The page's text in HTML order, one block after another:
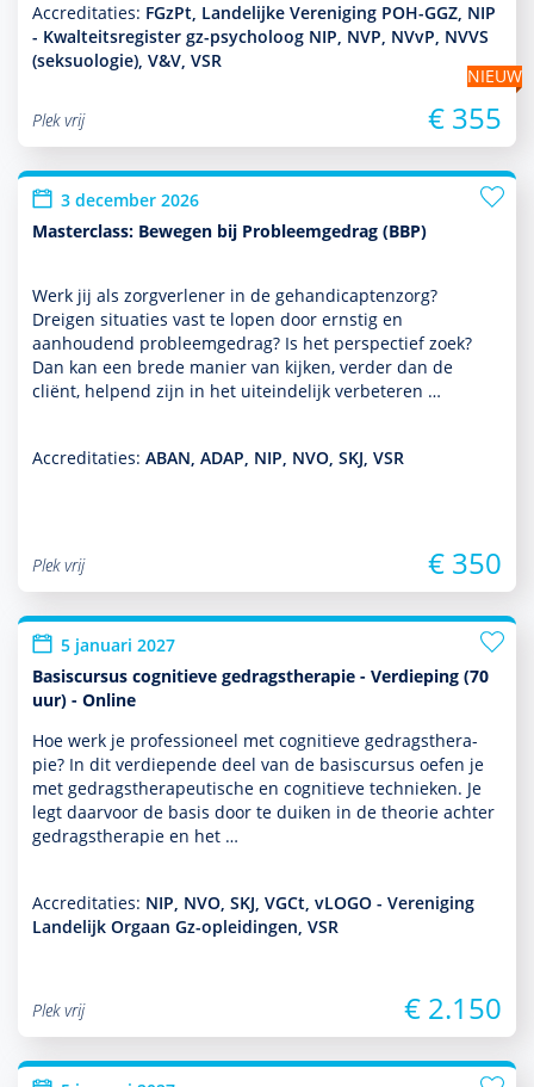
Accreditaties: FGzPt, Landelijke Vereniging POH-GGZ, NIP
- Kwalteitsregister gz-psycholoog NIP, NVP, NVvP, NVVS
(seksuologie), V&V, VSR
NIEUW
Plek vrij
€ 355
3 december 2026
Masterclass: Bewegen bij Probleemgedrag (BBP)
Werk jij als zorgverlener in de gehandi­capten­zorg?
Dreigen situaties vast te lopen door ernstig en
aanhoudend probleemgedrag? Is het perspec­tief zoek?
Dan kan een brede manier van kijken, verder dan de
cliënt, helpend zijn in het uit­einde­lijk verbeteren …
Accreditaties: ABAN, ADAP, NIP, NVO, SKJ, VSR
Plek vrij € 350
5 januari 2027
Basiscursus cognitieve gedragstherapie - Verdieping (70
uur) - Online
Hoe werk je professioneel met cogni­tieve gedrags­thera­
pie? In dit ver­die­pende deel van de basis­cursus oefen je
met gedrags­thera­peu­tische en cogni­tieve tech­nieken. Je
legt daarvoor de basis door te duiken in de theorie achter
gedrags­thera­pie en het …
Accreditaties: NIP, NVO, SKJ, VGCt, vLOGO - Vereniging
Landelijk Orgaan Gz-opleidingen, VSR
Plek vrij € 2.150